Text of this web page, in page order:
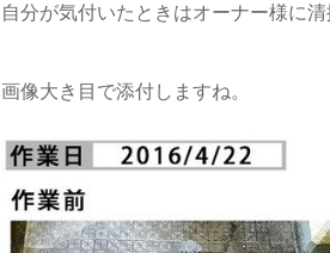
自分が気付いたときはオーナー様に
画像大き目で添付しますね。